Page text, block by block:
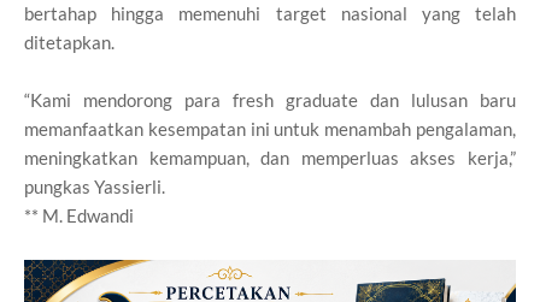
bertahap hingga memenuhi target nasional yang telah
ditetapkan.
“Kami mendorong para fresh graduate dan lulusan baru
memanfaatkan kesempatan ini untuk menambah pengalaman,
meningkatkan kemampuan, dan memperluas akses kerja,”
pungkas Yassierli.
** M. Edwandi